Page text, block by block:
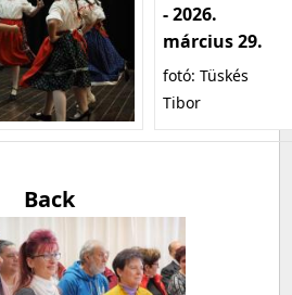
- 2026.
március 29.
fotó: Tüskés
Tibor
Back